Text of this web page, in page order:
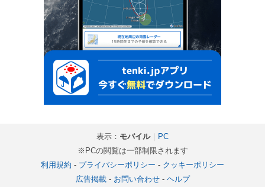
表示： モバイル｜ PC
※PCの閲覧は一部制限されます
利用規約 - プライバシーポリシー - クッキーポリシー
広告掲載- お問い合わせ- ヘルプ